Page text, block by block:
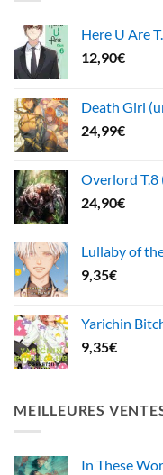
Here U Are
12,90€
Death Girl
24,99€
Overlord T.8
24,90€
Lullaby of
9,35€
Yarichin
9,35€
MEILLEURES
In These